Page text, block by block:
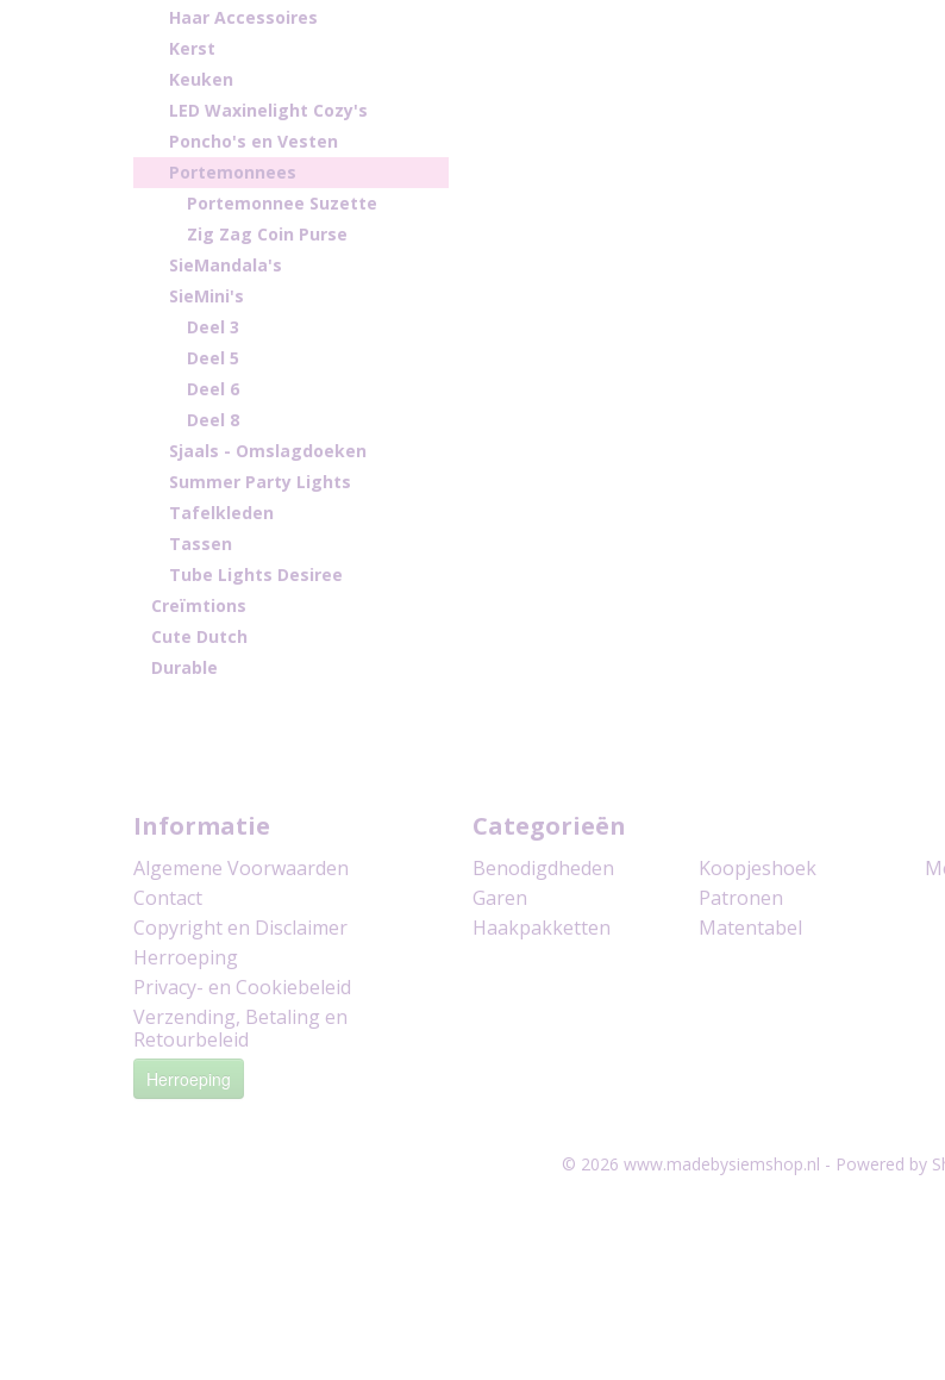
Haar Accessoires
Kerst
Keuken
LED Waxinelight Cozy's
Poncho's en Vesten
Portemonnees
Portemonnee Suzette
Zig Zag Coin Purse
SieMandala's
SieMini's
Deel 3
Deel 5
Deel 6
Deel 8
Sjaals - Omslagdoeken
Summer Party Lights
Tafelkleden
Tassen
Tube Lights Desiree
Creïmtions
Cute Dutch
Durable
Informatie
Algemene Voorwaarden
Contact
Copyright en Disclaimer
Herroeping
Privacy- en Cookiebeleid
Verzending, Betaling en
Retourbeleid
Herroeping
Categorieën
Benodigdheden
Garen
Haakpakketten
Koopjeshoek
Patronen
Matentabel
© 2026 www.madebysiemshop.nl - Powered by